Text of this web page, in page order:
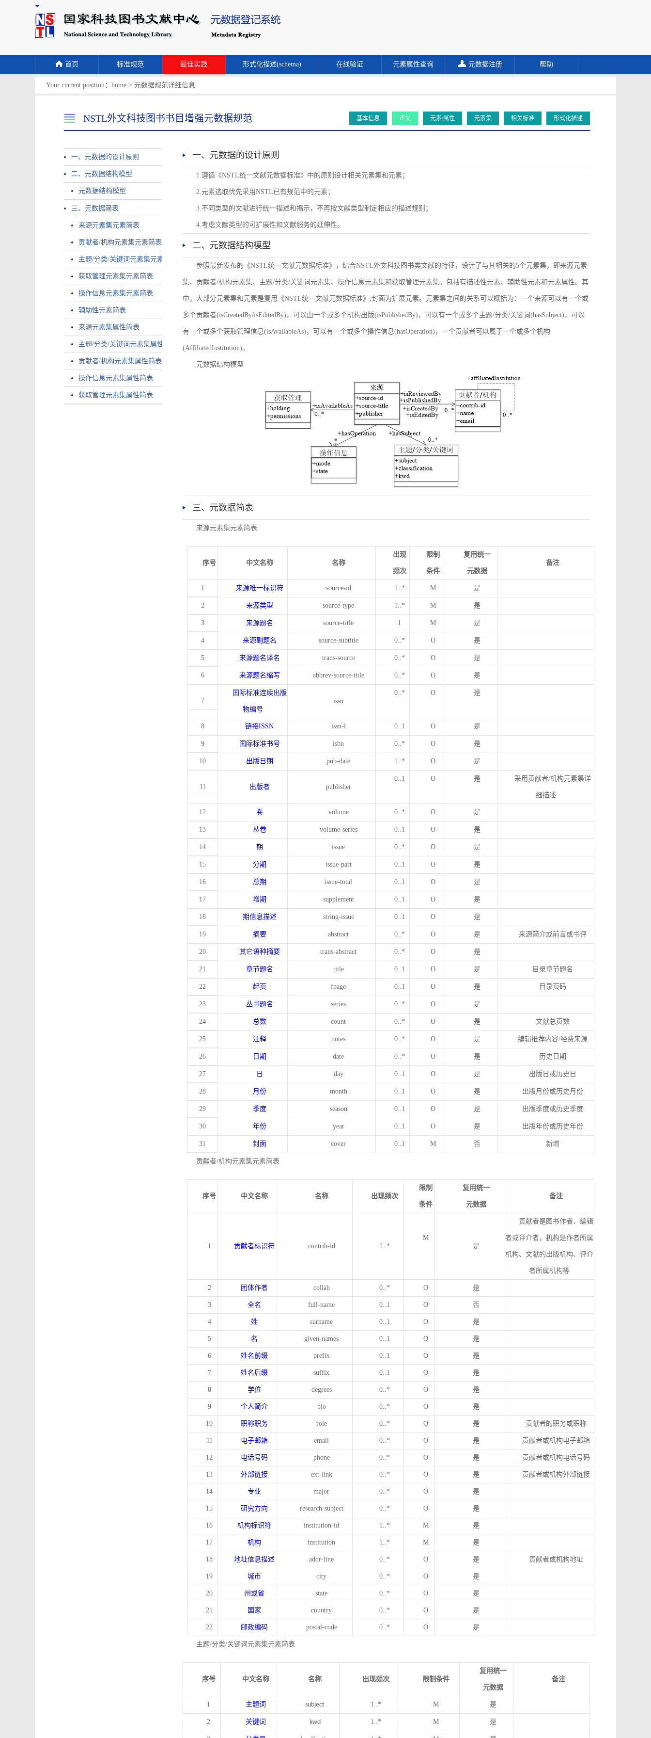
首页 标准规范 最佳实践 形式化描述(schema) 在线验证 元素属性查询 元数据注册 帮助
Your current position： home > 元数据规范详细信息
NSTL外文科技图书书目增强元数据规范 基本信息 正文 元素/属性 元素集 相关标准 形式化描述
一、元数据的设计原则
二、元数据结构模型
元数据结构模型
三、元数据简表
来源元素集元素简表
贡献者/机构元素集元素简表
主题/分类/关键词元素集元素简表
获取管理元素集元素简表
操作信息元素集元素简表
辅助性元素简表
来源元素集属性简表
主题/分类/关键词元素集属性简表
贡献者/机构元素集属性简表
操作信息元素集属性简表
获取管理元素集属性简表
一、元数据的设计原则
1.遵循《NSTL统一文献元数据标准》中的原则设计相关元素集和元素；
2.元素选取优先采用NSTL已有规范中的元素；
3.不同类型的文献进行统一描述和揭示，不再按文献类型制定相应的描述规则；
4.考虑文献类型的可扩展性和文献服务的延伸性。
二、元数据结构模型
参照最新发布的《NSTL统一文献元数据标准》，结合NSTL外文科技图书类文献的特征，设计了与其相关的5个元素集，即来源元素
集、贡献者/机构元素集、主题/分类/关键词元素集、操作信息元素集和获取管理元素集。包括有描述性元素、辅助性元素和元素属性。其
中，大部分元素集和元素是复用《NSTL统一文献元数据标准》,封面为扩展元素。元素集之间的关系可以概括为：一个来源可以有一个或
多个贡献者(isCreatedBy/isEditedBy)，可以由一个或多个机构出版(isPublishedBy)，可以有一个或多个主题/分类/关键词(hasSubject)，可以
有一个或多个获取管理信息(isAvailableAs)，可以有一个或多个操作信息(hasOperation)，一个贡献者可以属于一个或多个机构
(AffiliatedInstitution)。
元数据结构模型
三、元数据简表
来源元素集元素简表
序号 中文名称 名称
出现
频次
限制
条件
复用统一
元数据
备注
1 来源唯一标识符 source-id 1..* M 是
2 来源类型 source-type 1..* M 是
3 来源题名 source-title 1 M 是
4 来源副题名 source-subtitle 0..* O 是
5 来源题名译名 trans-source 0..* O 是
6 来源题名缩写 abbrev-source-title 0..* O 是
7
国际标准连续出版
物编号
issn
0..* O 是
8 链接ISSN issn-l 0..1 O 是
9 国际标准书号 isbn 0..* O 是
10 出版日期 pub-date 1..* O 是
11 出版者 publisher
0..1 O 是 采用贡献者/机构元素集详
细描述
12 卷 volume 0..* O 是
13 丛卷 volume-series 0..1 O 是
14 期 issue 0..* O 是
15 分期 issue-part 0..1 O 是
16 总期 issue-total 0..1 O 是
17 増期 supplement 0..1 O 是
18 期信息描述 string-issue 0..1 O 是
19 摘要 abstract 0..* O 是 来源简介或前言或书评
20 其它语种摘要 trans-abstract 0..* O 是
21 章节题名 title 0..1 O 是 目录章节题名
22 起页 fpage 0..1 O 是 目录页码
23 丛书题名 series 0..* O 是
24 总数 count 0..* O 是 文献总页数
25 注释 notes 0..* O 是 编辑推荐内容/经费来源
26 日期 date 0..* O 是 历史日期
27 日 day 0..1 O 是 出版日或历史日
28 月份 month 0..1 O 是 出版月份或历史月份
29 季度 season 0..1 O 是 出版季度或历史季度
30 年份 year 0..1 O 是 出版年份或历史年份
31 封面 cover 0..1 M 否 新增
贡献者/机构元素集元素简表
序号 中文名称 名称 出现频次
限制
条件
复用统一
元数据
备注
1 贡献者标识符 contrib-id 1..*
M
是
贡献者是图书作者、编辑
者或评介者，机构是作者所属
机构、文献的出版机构、评介
者所属机构等
2 团体作者 collab 0..* O 是
3 全名 full-name 0..1 O 否
4 姓 surname 0..1 O 是
5 名 given-names 0..1 O 是
6 姓名前缀 prefix 0..1 O 是
7 姓名后缀 suffix 0..1 O 是
8 学位 degrees 0..* O 是
9 个人简介 bio 0..* O 是
10 职称职务 role 0..* O 是 贡献者的职务或职称
11 电子邮箱 email 0..* O 是 贡献者或机构电子邮箱
12 电话号码 phone 0..* O 是 贡献者或机构电话号码
13 外部链接 ext-link 0..* O 是 贡献者或机构外部链接
14 专业 major 0..* O 是
15 研究方向 research-subject 0..* O 是
16 机构标识符 institution-id 1..* M 是
17 机构 institution 1..* M 是
18 地址信息描述 addr-line 0..* O 是 贡献者或机构地址
19 城市 city 0..* O 是
20 州或省 state 0..* O 是
21 国家 country 0..* O 是
22 邮政编码 postal-code 0..* O 是
主题/分类/关键词元素集元素简表
序号 中文名称 名称 出现频次 限制条件
复用统一
元数据
备注
1 主题词 subject 1..* M 是
2 关键词 kwd 1..* M 是